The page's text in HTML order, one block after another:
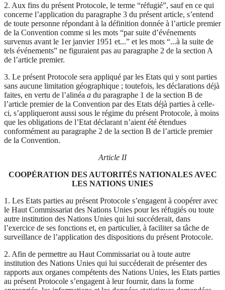
2. Aux fins du présent Protocole, le terme “réfugié”, sauf en ce qui
concerne l’application du paragraphe 3 du présent article, s’entend
de toute personne répondant à la définition donnée à l’article premier
de la Convention comme si les mots “par suite d’événements
survenus avant le 1er janvier 1951 et...” et les mots “...à la suite de
tels événements” ne figuraient pas au paragraphe 2 de la section A
de l’article premier.
3. Le présent Protocole sera appliqué par les Etats qui y sont parties
sans aucune limitation géographique ; toutefois, les déclarations déjà
faites, en vertu de l’alinéa a du paragraphe 1 de la section B de
l’article premier de la Convention par des Etats déjà parties à celle-
ci, s’appliqueront aussi sous le régime du présent Protocole, à moins
que les obligations de l’Etat déclarant n’aient été étendues
conformément au paragraphe 2 de la section B de l’article premier
de la Convention.
Article II
COOPÉRATION DES AUTORITÉS NATIONALES AVEC
LES NATIONS UNIES
1. Les Etats parties au présent Protocole s’engagent à coopérer avec
le Haut Commissariat des Nations Unies pour les réfugiés ou toute
autre institution des Nations Unies qui lui succéderait, dans
l’exercice de ses fonctions et, en particulier, à faciliter sa tâche de
surveillance de l’application des dispositions du présent Protocole.
2. Afin de permettre au Haut Commissariat ou à toute autre
institution des Nations Unies qui lui succéderait de présenter des
rapports aux organes compétents des Nations Unies, les Etats parties
au présent Protocole s’engagent à leur fournir, dans la forme